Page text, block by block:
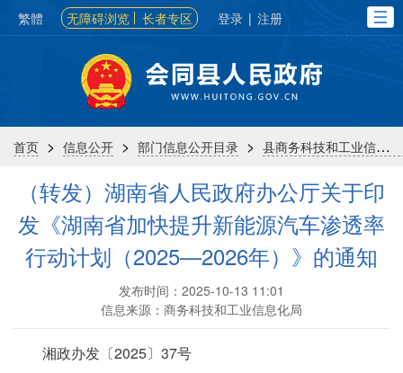
繁體 无障碍浏览 长者专区 登录 | 注册
首页 > 信息公开 > 部门信息公开目录 > 县商务科技和工业信息化局
（转发）湖南省人民政府办公厅关于印
发《湖南省加快提升新能源汽车渗透率
行动计划（2025—2026年）》的通知
发布时间：2025-10-13 11:01
信息来源：商务科技和工业信息化局
湘政办发〔2025〕37号